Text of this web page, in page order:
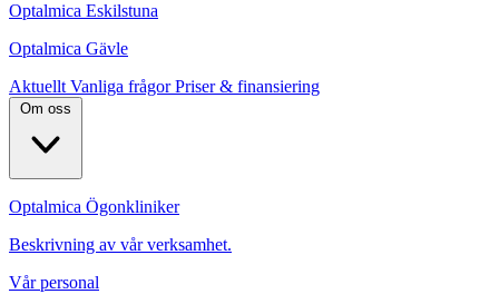
Optalmica Eskilstuna
Optalmica Gävle
Aktuellt Vanliga frågorPriser & finansiering
Om oss
Optalmica Ögonkliniker
Beskrivning av vår verksamhet.
Vår personal